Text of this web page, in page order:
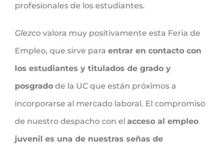
profesionales de los estudiantes.
Glezco valora muy positivamente esta Feria de
Empleo, que sirve para entrar en contacto con
los estudiantes y titulados de grado y
posgrado de la UC que están próximos a
incorporarse al mercado laboral. El compromiso
de nuestro despacho con el acceso al empleo
juvenil es una de nuestras señas de